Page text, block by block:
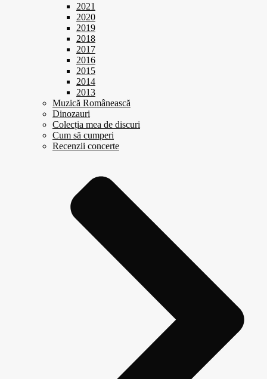
2021
2020
2019
2018
2017
2016
2015
2014
2013
Muzică Românească
Dinozauri
Colecția mea de discuri
Cum să cumperi
Recenzii concerte